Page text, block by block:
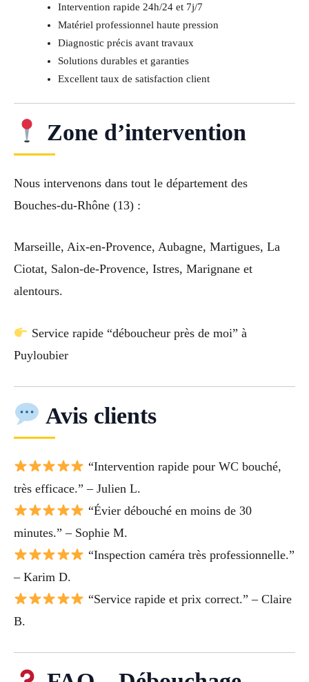
Intervention rapide 24h/24 et 7j/7
Matériel professionnel haute pression
Diagnostic précis avant travaux
Solutions durables et garanties
Excellent taux de satisfaction client
Zone d’intervention
Nous intervenons dans tout le département des
Bouches-du-Rhône (13) :
Marseille, Aix-en-Provence, Aubagne, Martigues, La
Ciotat, Salon-de-Provence, Istres, Marignane et
alentours.
Service rapide “déboucheur près de moi” à
Puyloubier
Avis clients
“Intervention rapide pour WC bouché,
très efficace.” – Julien L.
“Évier débouché en moins de 30
minutes.” – Sophie M.
“Inspection caméra très professionnelle.”
– Karim D.
“Service rapide et prix correct.” – Claire
B.